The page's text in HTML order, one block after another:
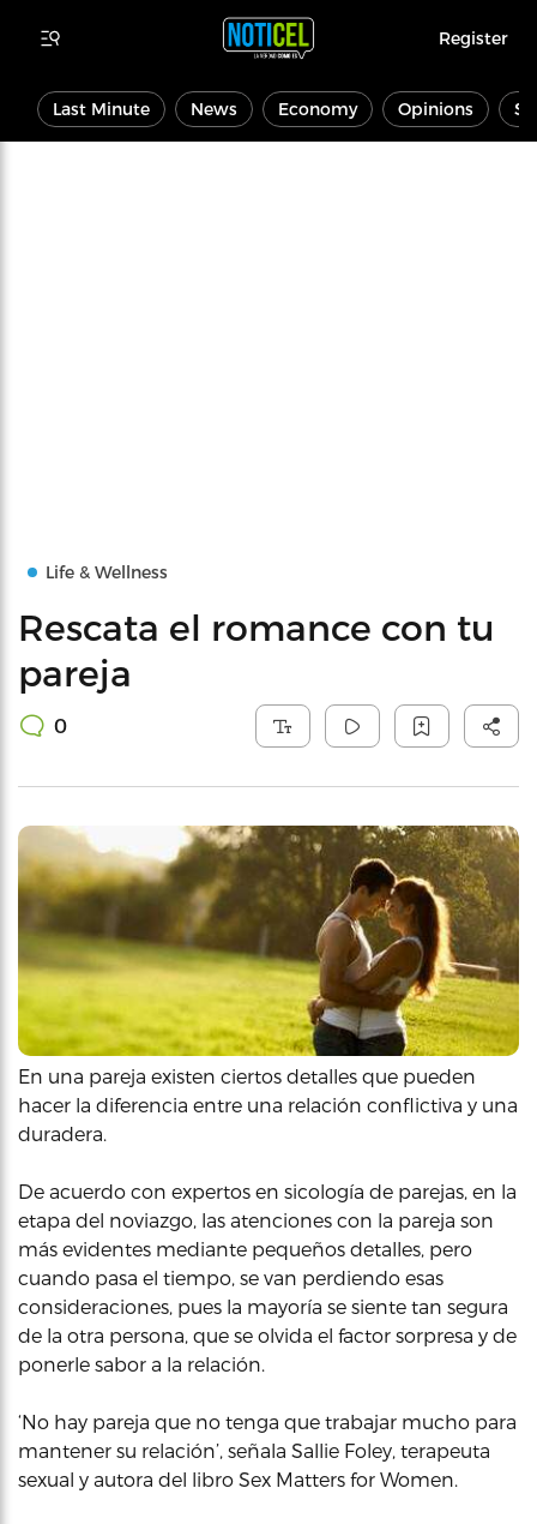
Register
Last Minute News Economy Opinions
Life & Wellness
Rescata el romance con tu
pareja
0
En una pareja existen ciertos detalles que pueden
hacer la diferencia entre una relación conflictiva y una
duradera.
De acuerdo con expertos en sicología de parejas, en la
etapa del noviazgo, las atenciones con la pareja son
más evidentes mediante pequeños detalles, pero
cuando pasa el tiempo, se van perdiendo esas
consideraciones, pues la mayoría se siente tan segura
de la otra persona, que se olvida el factor sorpresa y de
ponerle sabor a la relación.
‘No hay pareja que no tenga que trabajar mucho para
mantener su relación’, señala Sallie Foley, terapeuta
sexual y autora del libro Sex Matters for Women.